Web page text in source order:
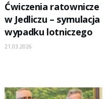
Ćwiczenia ratownicze
w Jedliczu – symulacja
wypadku lotniczego
21.03.2026